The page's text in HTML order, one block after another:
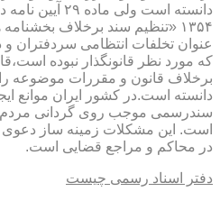
دانسته است
۱۳۵۴ «تنظیم سند برخلاف
عنوان تخلفات انتظامی سردفتران و
که مورد نظر قانونگذار نبوده
برخلاف قانون و مقررات موضوعه
دانسته است.در کشور ایران موانع
سندرسمی موجب روی گردانی مردم
است. این مشکلات زمینه ساز
در محاکم و مراجع قضایی است.
دفتر اسناد رسمی چیست